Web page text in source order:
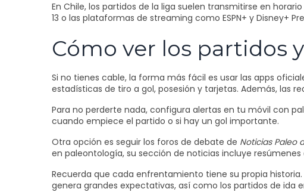
En Chile, los partidos de la liga suelen transmitirse en
13 o las plataformas de streaming como ESPN+ y Disney+
Cómo ver los partidos
Si no tienes cable, la forma más fácil es usar las apps
estadísticas de tiro a gol, posesión y tarjetas. Además, las
Para no perderte nada, configura alertas en tu móvil con
cuando empiece el partido o si hay un gol importante.
Otra opción es seguir los foros de debate de Noticias Paleo
en paleontología, su sección de noticias incluye
Recuerda que cada enfrentamiento tiene su propia
genera grandes expectativas, así como los partidos de ida